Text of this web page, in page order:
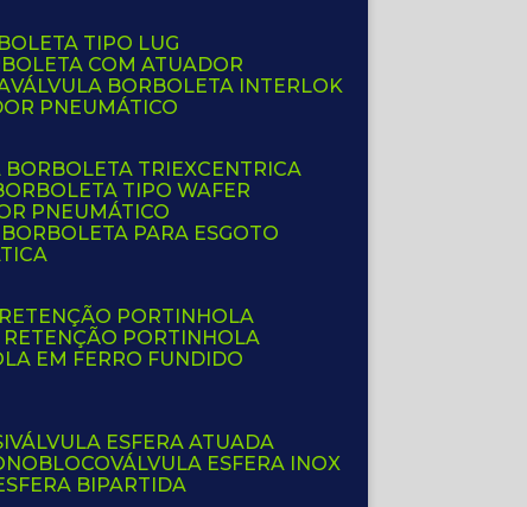
TIPO LUG
COM ATUADOR
VÁLVULA BORBOLETA INTERLOK
PNEUMÁTICO
BORBOLETA TRIEXCENTRICA
TIPO WAFER
PNEUMÁTICO
BORBOLETA PARA ESGOTO
RETENÇÃO PORTINHOLA
RETENÇÃO PORTINHOLA
EM FERRO FUNDIDO
VÁLVULA ESFERA ATUADA
VÁLVULA ESFERA INOX
BIPARTIDA